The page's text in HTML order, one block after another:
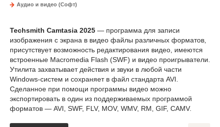
Аудио и видео (Софт)
Techsmith Camtasia 2025 — программа для записи
изображения с экрана в видео файлы различных форматов,
присутствует возможность редактирования видео, имеются
встроенные Macromedia Flash (SWF) и видео проигрыватели.
Утилита захватывает действия и звуки в любой части
Windows-систем и сохраняет в файл стандарта AVI.
Сделанное при помощи программы видео можно
экспортировать в один из поддерживаемых программой
форматов — AVI, SWF, FLV, MOV, WMV, RM, GIF, CAMV.